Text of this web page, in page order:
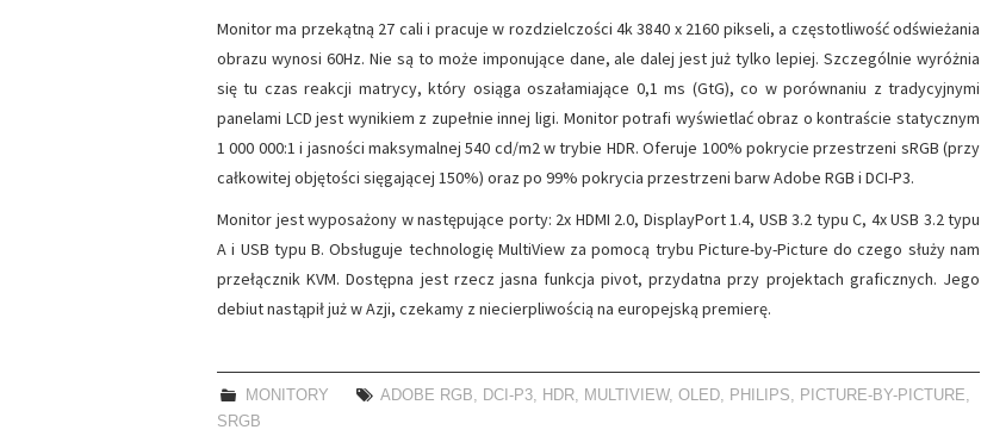
Monitor ma przekątną 27 cali i pracuje w rozdzielczości 4k 3840 x 2160 pikseli, a częstotliwość odświeżania
obrazu wynosi 60Hz. Nie są to może imponujące dane, ale dalej jest już tylko lepiej. Szczególnie wyróżnia
się tu czas reakcji matrycy, który osiąga oszałamiające 0,1 ms (GtG), co w porównaniu z tradycyjnymi
panelami LCD jest wynikiem z zupełnie innej ligi. Monitor potrafi wyświetlać obraz o kontraście statycznym
1 000 000:1 i jasności maksymalnej 540 cd/m2 w trybie HDR. Oferuje 100% pokrycie przestrzeni sRGB (przy
całkowitej objętości sięgającej 150%) oraz po 99% pokrycia przestrzeni barw Adobe RGB i DCI-P3.
Monitor jest wyposażony w następujące porty: 2x HDMI 2.0, DisplayPort 1.4, USB 3.2 typu C, 4x USB 3.2 typu
A i USB typu B. Obsługuje technologię MultiView za pomocą trybu Picture-by-Picture do czego służy nam
przełącznik KVM. Dostępna jest rzecz jasna funkcja pivot, przydatna przy projektach graficznych. Jego
debiut nastąpił już w Azji, czekamy z niecierpliwością na europejską premierę.
MONITORY ADOBE RGB, DCI-P3, HDR, MULTIVIEW,OLED, PHILIPS, PICTURE-BY-PICTURE,
SRGB